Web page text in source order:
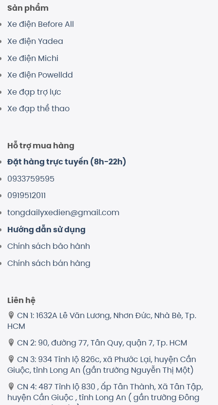
Sản phẩm
Xe điện Before All
Xe điện Yadea
Xe điện Michi
Xe điện Powelldd
Xe đạp trợ lực
Xe đạp thể thao
Hỗ trợ mua hàng
Đặt hàng trực tuyến (8h-22h)
0933759595
0919512011
tongdailyxedien@gmail.com
Hướng dẫn sử dụng
Chính sách bảo hành
Chính sách bán hàng
Liên hệ
CN 1: 1632A Lê Văn Lương, Nhơn Đức, Nhà Bè, Tp.
HCM
CN 2: 90, đường 77, Tân Quy, quận 7, Tp. HCM
CN 3: 934 Tỉnh lộ 826c, xã Phước Lại, huyện Cần
Giuộc, tỉnh Long An (gần trường Nguyễn Thị Một)
CN 4: 487 Tỉnh lộ 830 , ấp Tân Thành, Xã Tân Tập,
huyện Cần Giuộc , tỉnh Long An ( gần trường Đông